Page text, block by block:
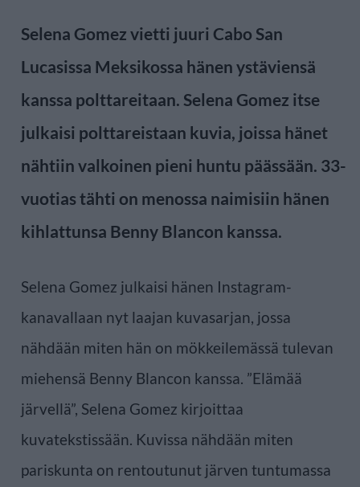
Selena Gomez vietti juuri Cabo San
Lucasissa Meksikossa hänen ystäviensä
kanssa polttareitaan. Selena Gomez itse
julkaisi polttareistaan kuvia, joissa hänet
nähtiin valkoinen pieni huntu päässään. 33-
vuotias tähti on menossa naimisiin hänen
kihlattunsa Benny Blancon kanssa.
Selena Gomez julkaisi hänen Instagram-
kanavallaan nyt laajan kuvasarjan, jossa
nähdään miten hän on mökkeilemässä tulevan
miehensä Benny Blancon kanssa. ”Elämää
järvellä”, Selena Gomez kirjoittaa
kuvatekstissään. Kuvissa nähdään miten
pariskunta on rentoutunut järven tuntumassa